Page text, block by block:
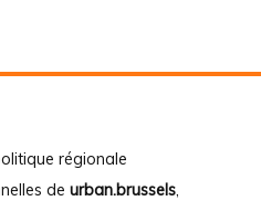
régionale
de urban.brussels,